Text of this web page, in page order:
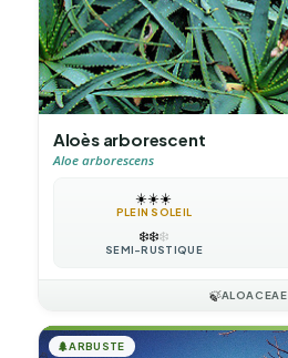
Aloès arborescent
Aloe arborescens
☀️☀️☀️
PLEIN SOLEIL
❄️❄️❄️
SEMI-RUSTIQUE
🍃ALOACEAE
🌲ARBUSTE